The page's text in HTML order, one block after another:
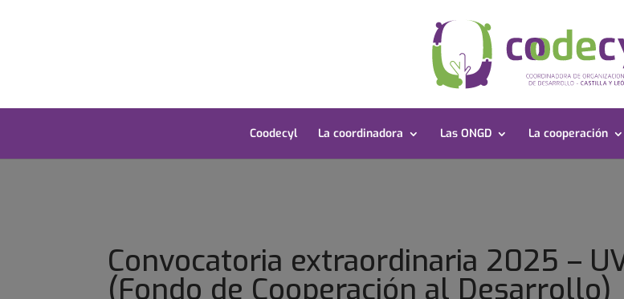
Coodecyl La coordinadora Las ONGD La cooperación
Convocatoria extraordinaria 2025 –
(Fondo de Cooperación al Desarrollo)